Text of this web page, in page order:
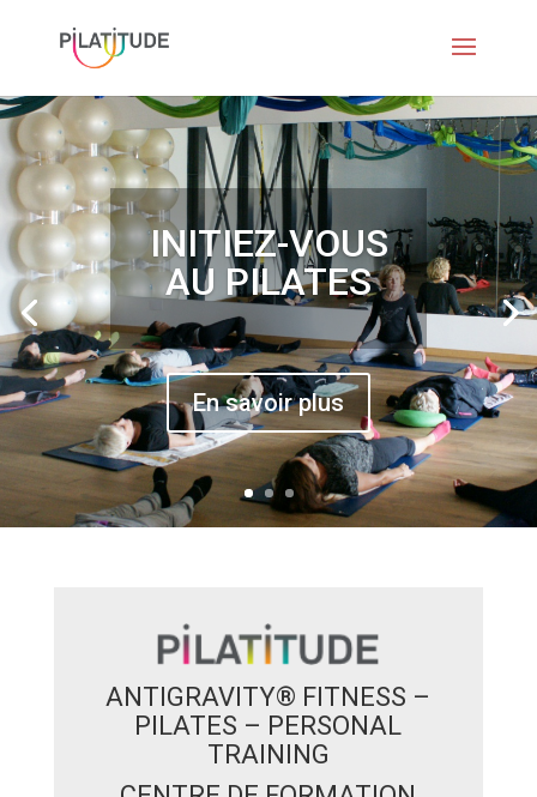
INITIEZ-VOUS
AU PILATES
En savoir plus
ANTIGRAVITY® FITNESS –
PILATES – PERSONAL
TRAINING